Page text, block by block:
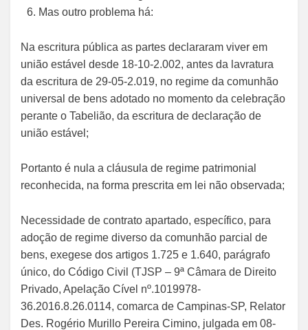
Mas outro problema há:
Na escritura pública as partes declararam viver em
união estável desde 18-10-2.002, antes da lavratura
da escritura de 29-05-2.019, no regime da comunhão
universal de bens adotado no momento da celebração
perante o Tabelião, da escritura de declaração de
união estável;
Portanto é nula a cláusula de regime patrimonial
reconhecida, na forma prescrita em lei não observada;
Necessidade de contrato apartado, específico, para
adoção de regime diverso da comunhão parcial de
bens, exegese dos artigos 1.725 e 1.640, parágrafo
único, do Código Civil (TJSP – 9ª Câmara de Direito
Privado, Apelação Cível nº.1019978-
36.2016.8.26.0114, comarca de Campinas-SP, Relator
Des. Rogério Murillo Pereira Cimino, julgada em 08-